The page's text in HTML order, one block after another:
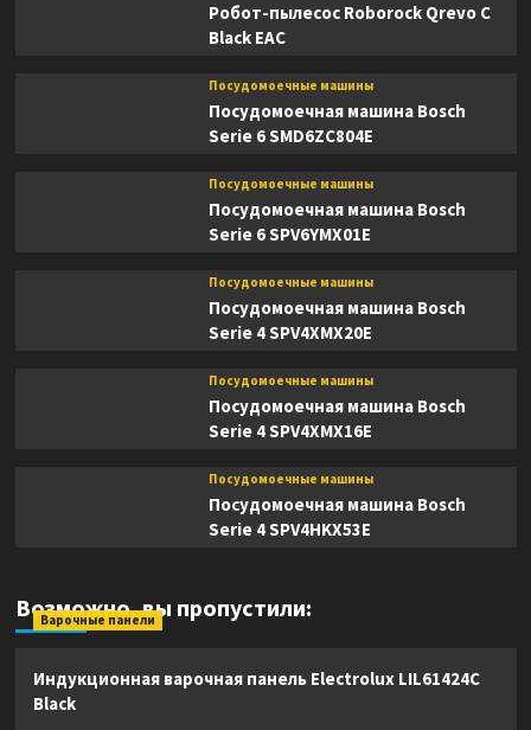
Робот-пылесос Roborock Qrevo C
Black EAC
Посудомоечные машины
Посудомоечная машина Bosch
Serie 6 SMD6ZC804E
Посудомоечные машины
Посудомоечная машина Bosch
Serie 6 SPV6YMX01E
Посудомоечные машины
Посудомоечная машина Bosch
Serie 4 SPV4XMX20E
Посудомоечные машины
Посудомоечная машина Bosch
Serie 4 SPV4XMX16E
Посудомоечные машины
Посудомоечная машина Bosch
Serie 4 SPV4HKX53E
Возможно, вы пропустили:
Варочные панели
Индукционная варочная панель Electrolux LIL61424C
Black